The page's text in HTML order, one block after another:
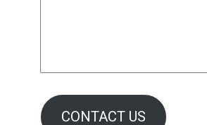
CONTACT US